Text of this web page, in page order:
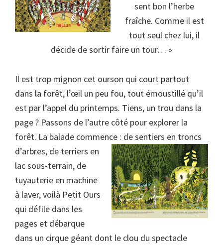
sent bon l’herbe
fraîche. Comme il est
tout seul chez lui, il
décide de sortir faire un tour… »
Il est trop mignon cet ourson qui court partout
dans la forêt, l’œil un peu fou, tout émoustillé qu’il
est par l’appel du printemps. Tiens, un trou dans la
page ? Passons de l’autre côté pour explorer la
forêt. La balade commence : de sentiers en troncs
d’arbres, de terriers en
lac sous-terrain, de
tuyauterie en machine
à laver, voilà Petit Ours
qui défile dans les
pages et débarque
dans un cirque géant dont le clou du spectacle